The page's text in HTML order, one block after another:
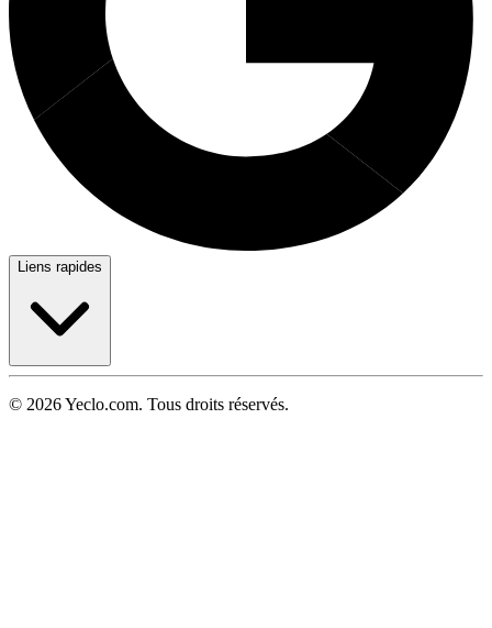
Liens rapides
© 2026 Yeclo.com. Tous droits réservés.